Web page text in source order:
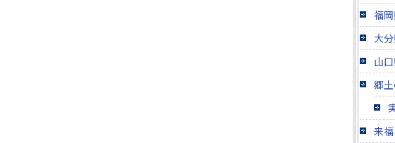
福
大
山
郷
来